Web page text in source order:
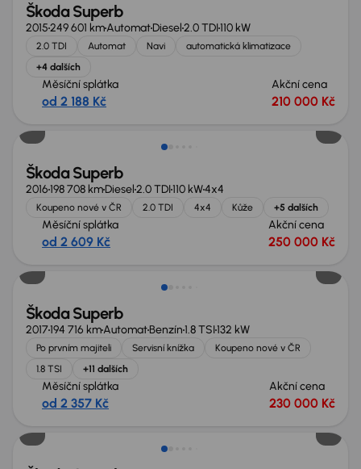
Škoda Superb
2015249 601 kmAutomatDiesel2.0 TDI110 kW
2.0 TDI Automat Navi
automatická klimatizace
+4 dalších
Měsíční splátka
od 2 188 Kč
Akční cena
210 000 Kč
Zlevněno o 20 000 Kč
Škoda Superb
2016198 708 kmDiesel2.0 TDI110 kW4x4
Koupeno nové v ČR 2.0 TDI 4x4 Kůže +5 dalších
Měsíční splátka
od 2 609 Kč
Akční cena
250 000 Kč
Škoda Superb
2017194 716 kmAutomatBenzín1.8 TSI132 kW
Po prvním majiteli Servisní knížka
Koupeno nové v ČR
1.8 TSI
+11 dalších
Měsíční splátka
od 2 357 Kč
Akční cena
230 000 Kč